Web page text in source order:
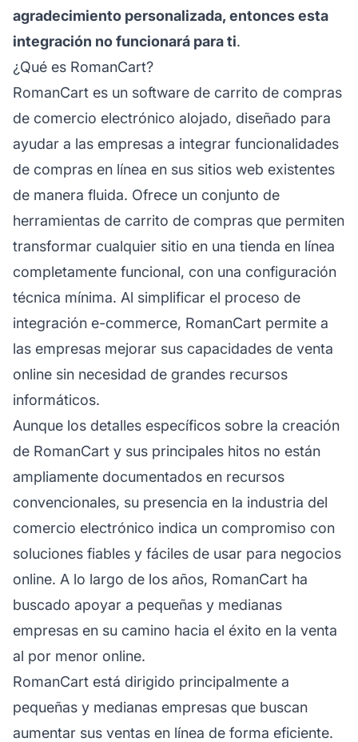
agradecimiento personalizada, entonces esta
integración no funcionará para ti.
¿Qué es RomanCart?
RomanCart es un software de carrito de compras
de comercio electrónico alojado, diseñado para
ayudar a las empresas a integrar funcionalidades
de compras en línea en sus sitios web existentes
de manera fluida. Ofrece un conjunto de
herramientas de carrito de compras que permiten
transformar cualquier sitio en una tienda en línea
completamente funcional, con una configuración
técnica mínima. Al simplificar el proceso de
integración e-commerce, RomanCart permite a
las empresas mejorar sus capacidades de venta
online sin necesidad de grandes recursos
informáticos.
Aunque los detalles específicos sobre la creación
de RomanCart y sus principales hitos no están
ampliamente documentados en recursos
convencionales, su presencia en la industria del
comercio electrónico indica un compromiso con
soluciones fiables y fáciles de usar para negocios
online. A lo largo de los años, RomanCart ha
buscado apoyar a pequeñas y medianas
empresas en su camino hacia el éxito en la venta
al por menor online.
RomanCart está dirigido principalmente a
pequeñas y medianas empresas que buscan
aumentar sus ventas en línea de forma eficiente.